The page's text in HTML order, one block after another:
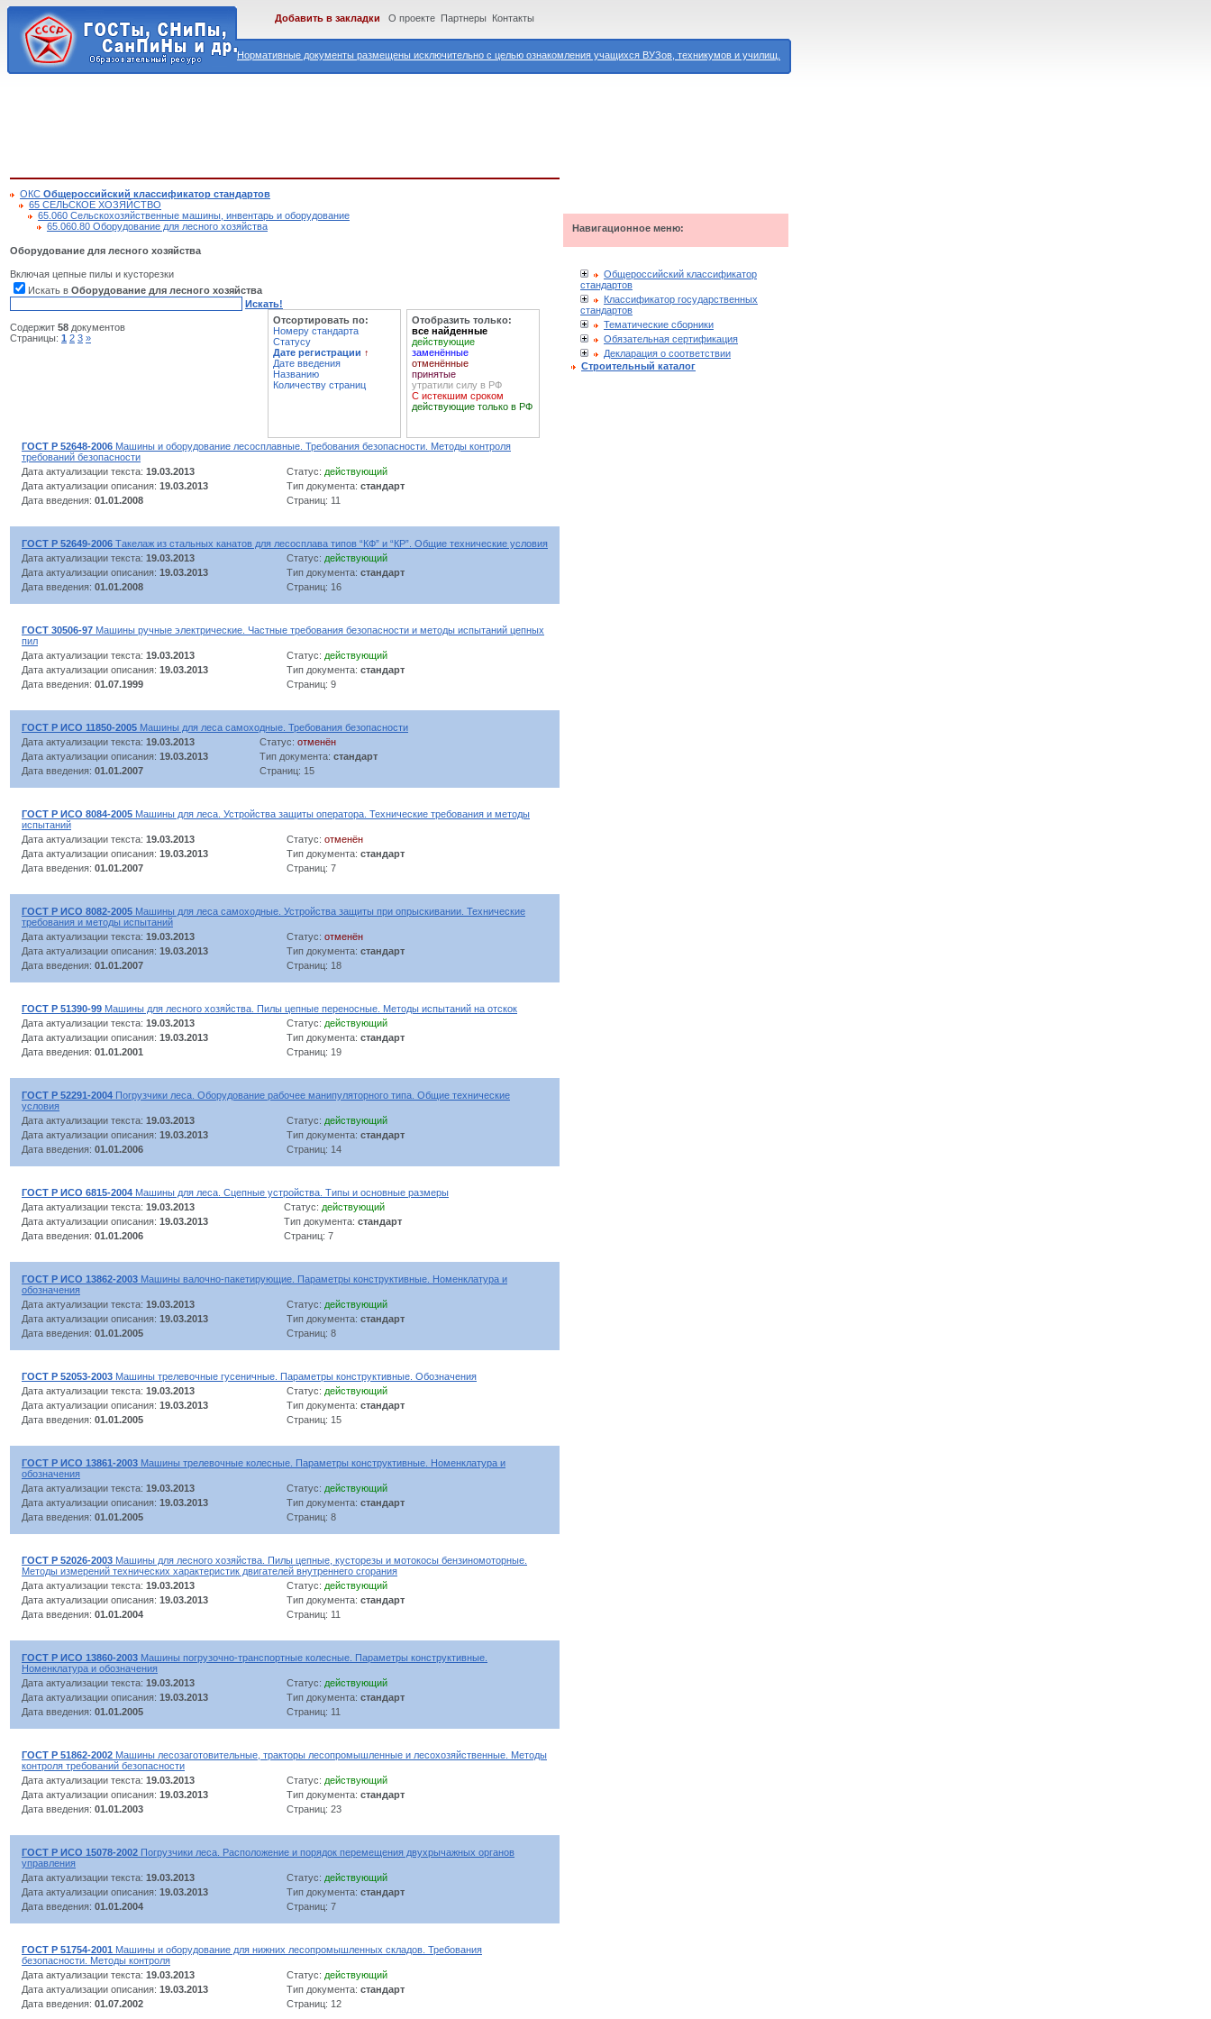
Нормативные документы размещены исключительно с целью ознакомления учащихся ВУЗов, техникумов и училищ.
Добавить в закладки О проекте Партнеры Контакты
ОКС Общероссийский классификатор стандартов
65 СЕЛЬСКОЕ ХОЗЯЙСТВО
65.060 Сельскохозяйственные машины, инвентарь и оборудование
65.060.80 Оборудование для лесного хозяйства
Оборудование для лесного хозяйства
Включая цепные пилы и кусторезки
Искать в Оборудование для лесного хозяйства
Искать!
Содержит 58 документов
Страницы: 1 2 3 »
Отсортировать по:
Номеру стандарта
Статусу
Дате регистрации ↑
Дате введения
Названию
Количеству страниц
Отобразить только:
все найденные
действующие
заменённые
отменённые
принятые
утратили силу в РФ
С истекшим сроком
действующие только в РФ
ГОСТ Р 52648-2006 Машины и оборудование лесосплавные. Требования безопасности. Методы контроля
требований безопасности
Дата актуализации текста: 19.03.2013 Статус: действующий
Дата актуализации описания: 19.03.2013 Тип документа: стандарт
Дата введения: 01.01.2008 Страниц: 11
ГОСТ Р 52649-2006 Такелаж из стальных канатов для лесосплава типов “КФ” и “КР”. Общие технические условия
Дата актуализации текста: 19.03.2013 Статус: действующий
Дата актуализации описания: 19.03.2013 Тип документа: стандарт
Дата введения: 01.01.2008 Страниц: 16
ГОСТ 30506-97 Машины ручные электрические. Частные требования безопасности и методы испытаний цепных
пил
Дата актуализации текста: 19.03.2013 Статус: действующий
Дата актуализации описания: 19.03.2013 Тип документа: стандарт
Дата введения: 01.07.1999 Страниц: 9
ГОСТ Р ИСО 11850-2005 Машины для леса самоходные. Требования безопасности
Дата актуализации текста: 19.03.2013 Статус: отменён
Дата актуализации описания: 19.03.2013 Тип документа: стандарт
Дата введения: 01.01.2007 Страниц: 15
ГОСТ Р ИСО 8084-2005 Машины для леса. Устройства защиты оператора. Технические требования и методы
испытаний
Дата актуализации текста: 19.03.2013 Статус: отменён
Дата актуализации описания: 19.03.2013 Тип документа: стандарт
Дата введения: 01.01.2007 Страниц: 7
ГОСТ Р ИСО 8082-2005 Машины для леса самоходные. Устройства защиты при опрыскивании. Технические
требования и методы испытаний
Дата актуализации текста: 19.03.2013 Статус: отменён
Дата актуализации описания: 19.03.2013 Тип документа: стандарт
Дата введения: 01.01.2007 Страниц: 18
ГОСТ Р 51390-99 Машины для лесного хозяйства. Пилы цепные переносные. Методы испытаний на отскок
Дата актуализации текста: 19.03.2013 Статус: действующий
Дата актуализации описания: 19.03.2013 Тип документа: стандарт
Дата введения: 01.01.2001 Страниц: 19
ГОСТ Р 52291-2004 Погрузчики леса. Оборудование рабочее манипуляторного типа. Общие технические
условия
Дата актуализации текста: 19.03.2013 Статус: действующий
Дата актуализации описания: 19.03.2013 Тип документа: стандарт
Дата введения: 01.01.2006 Страниц: 14
ГОСТ Р ИСО 6815-2004 Машины для леса. Сцепные устройства. Типы и основные размеры
Дата актуализации текста: 19.03.2013 Статус: действующий
Дата актуализации описания: 19.03.2013 Тип документа: стандарт
Дата введения: 01.01.2006 Страниц: 7
ГОСТ Р ИСО 13862-2003 Машины валочно-пакетирующие. Параметры конструктивные. Номенклатура и
обозначения
Дата актуализации текста: 19.03.2013 Статус: действующий
Дата актуализации описания: 19.03.2013 Тип документа: стандарт
Дата введения: 01.01.2005 Страниц: 8
ГОСТ Р 52053-2003 Машины трелевочные гусеничные. Параметры конструктивные. Обозначения
Дата актуализации текста: 19.03.2013 Статус: действующий
Дата актуализации описания: 19.03.2013 Тип документа: стандарт
Дата введения: 01.01.2005 Страниц: 15
ГОСТ Р ИСО 13861-2003 Машины трелевочные колесные. Параметры конструктивные. Номенклатура и
обозначения
Дата актуализации текста: 19.03.2013 Статус: действующий
Дата актуализации описания: 19.03.2013 Тип документа: стандарт
Дата введения: 01.01.2005 Страниц: 8
ГОСТ Р 52026-2003 Машины для лесного хозяйства. Пилы цепные, кусторезы и мотокосы бензиномоторные.
Методы измерений технических характеристик двигателей внутреннего сгорания
Дата актуализации текста: 19.03.2013 Статус: действующий
Дата актуализации описания: 19.03.2013 Тип документа: стандарт
Дата введения: 01.01.2004 Страниц: 11
ГОСТ Р ИСО 13860-2003 Машины погрузочно-транспортные колесные. Параметры конструктивные.
Номенклатура и обозначения
Дата актуализации текста: 19.03.2013 Статус: действующий
Дата актуализации описания: 19.03.2013 Тип документа: стандарт
Дата введения: 01.01.2005 Страниц: 11
ГОСТ Р 51862-2002 Машины лесозаготовительные, тракторы лесопромышленные и лесохозяйственные. Методы
контроля требований безопасности
Дата актуализации текста: 19.03.2013 Статус: действующий
Дата актуализации описания: 19.03.2013 Тип документа: стандарт
Дата введения: 01.01.2003 Страниц: 23
ГОСТ Р ИСО 15078-2002 Погрузчики леса. Расположение и порядок перемещения двухрычажных органов
управления
Дата актуализации текста: 19.03.2013 Статус: действующий
Дата актуализации описания: 19.03.2013 Тип документа: стандарт
Дата введения: 01.01.2004 Страниц: 7
ГОСТ Р 51754-2001 Машины и оборудование для нижних лесопромышленных складов. Требования
безопасности. Методы контроля
Дата актуализации текста: 19.03.2013 Статус: действующий
Дата актуализации описания: 19.03.2013 Тип документа: стандарт
Дата введения: 01.07.2002 Страниц: 12
Навигационное меню:
Общероссийский классификатор
стандартов
Классификатор государственных
стандартов
Тематические сборники
Обязательная сертификация
Декларация о соответствии
Строительный каталог